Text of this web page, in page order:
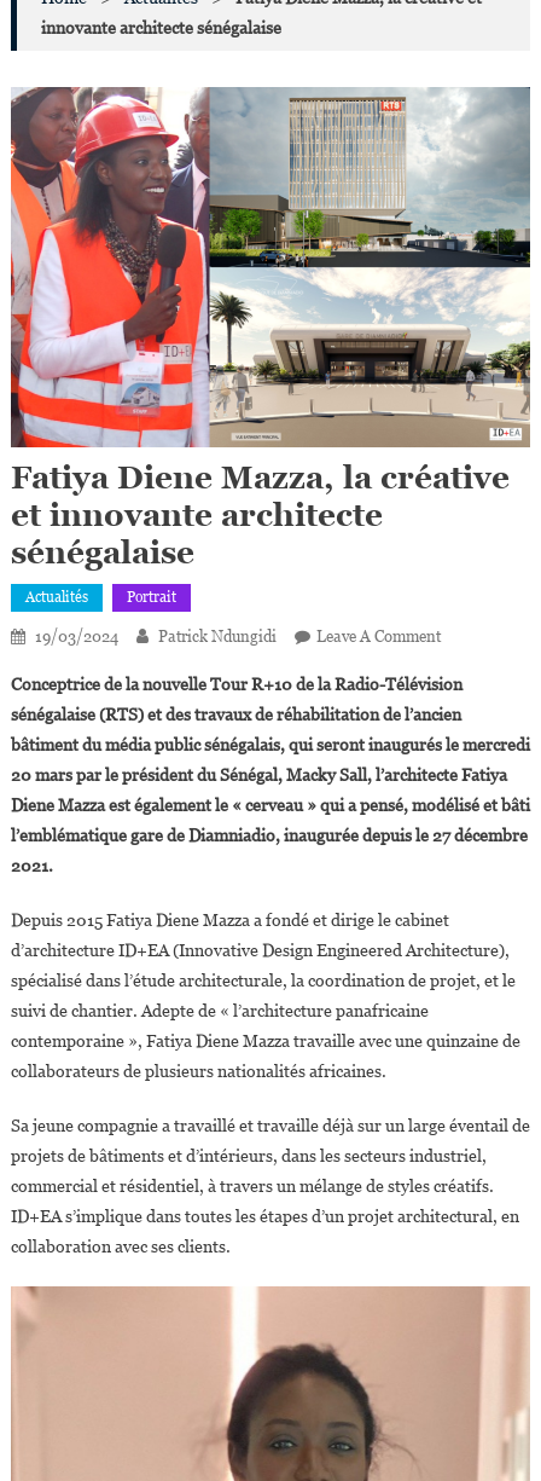
innovante architecte sénégalaise
Fatiya Diene Mazza, la créative
et innovante architecte
sénégalaise
Actualités Portrait
19/03/2024 Patrick Ndungidi Leave A CommentOn
Diene
Mazza,
La
Créative
Et
Innovante
Conceptrice de la nouvelle Tour R+10 de la Radio-Télévision
sénégalaise (RTS) et des travaux de réhabilitation de l’ancien
bâtiment du média public sénégalais, qui seront inaugurés le mercredi
20 mars par le président du Sénégal, Macky Sall, l’architecte Fatiya
Diene Mazza est également le « cerveau » qui a pensé, modélisé et bâti
l’emblématique gare deDiamniadio, inaugurée depuis le 27 décembre
2021.
Depuis 2015 Fatiya Diene Mazza a fondé et dirige le cabinet
d’architecture ID+EA (Innovative Design Engineered Architecture),
spécialisé dans l’étude architecturale, la coordination de projet, et le
suivi de chantier. Adepte de « l’architecture panafricaine
contemporaine », Fatiya Diene Mazza travaille avec une quinzaine de
collaborateurs de plusieurs nationalités africaines.
Sa jeune compagnie a travaillé et travaille déjà sur un large éventail de
projets de bâtiments et d’intérieurs, dans les secteurs industriel,
commercial et résidentiel, à travers un mélange de styles créatifs.
ID+EA s’implique dans toutes les étapes d’un projet architectural, en
collaboration avec ses clients.